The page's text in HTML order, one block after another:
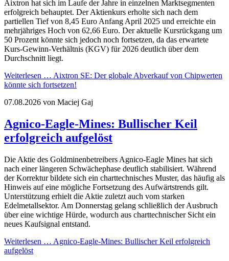
Aixtron hat sich im Laufe der Jahre in einzelnen Marktsegmenten
erfolgreich behauptet. Der Aktienkurs erholte sich nach dem
partiellen Tief von 8,45 Euro Anfang April 2025 und erreichte ein
mehrjähriges Hoch von 62,66 Euro. Der aktuelle Kursrückgang um
50 Prozent könnte sich jedoch noch fortsetzen, da das erwartete
Kurs-Gewinn-Verhältnis (KGV) für 2026 deutlich über dem
Durchschnitt liegt.
Weiterlesen … Aixtron SE: Der globale Abverkauf von Chipwerten
könnte sich fortsetzen!
07.08.2026 von Maciej Gaj
Agnico-Eagle-Mines: Bullischer Keil
erfolgreich aufgelöst
Die Aktie des Goldminenbetreibers Agnico-Eagle Mines hat sich
nach einer längeren Schwächephase deutlich stabilisiert. Während
der Korrektur bildete sich ein charttechnisches Muster, das häufig als
Hinweis auf eine mögliche Fortsetzung des Aufwärtstrends gilt.
Unterstützung erhielt die Aktie zuletzt auch vom starken
Edelmetallsektor. Am Donnerstag gelang schließlich der Ausbruch
über eine wichtige Hürde, wodurch aus charttechnischer Sicht ein
neues Kaufsignal entstand.
Weiterlesen … Agnico-Eagle-Mines: Bullischer Keil erfolgreich
aufgelöst